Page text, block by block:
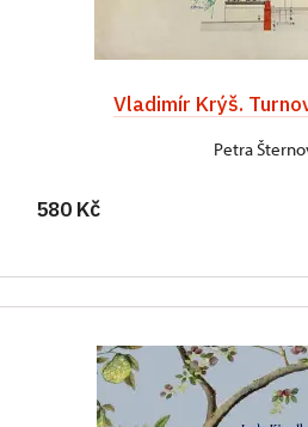
Vladimír Krýš.
Petra
580 Kč